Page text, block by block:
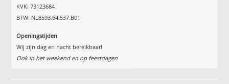
KVK: 73123684
BTW: NL8593.64.537.B01
Openingstijden
Wij zijn dag en nacht bereikbaar!
Ook in het weekend en op feestdagen